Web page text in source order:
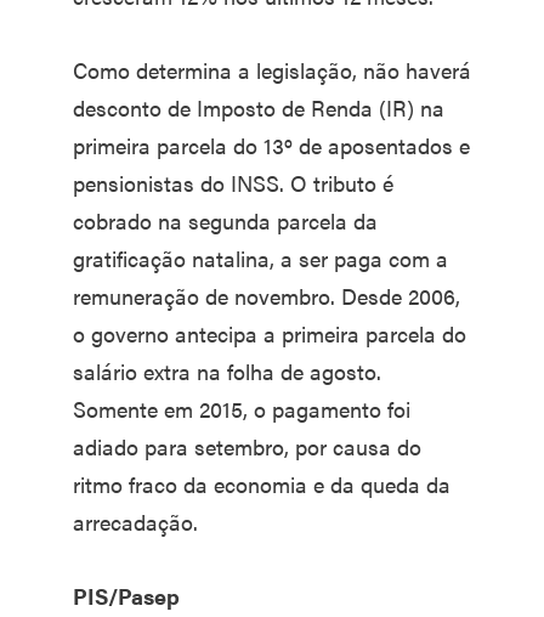
Como determina a legislação, não haverá
desconto de Imposto de Renda (IR) na
primeira parcela do 13º de aposentados e
pensionistas do INSS. O tributo é
cobrado na segunda parcela da
gratificação natalina, a ser paga com a
remuneração de novembro. Desde 2006,
o governo antecipa a primeira parcela do
salário extra na folha de agosto.
Somente em 2015, o pagamento foi
adiado para setembro, por causa do
ritmo fraco da economia e da queda da
arrecadação.
PIS/Pasep